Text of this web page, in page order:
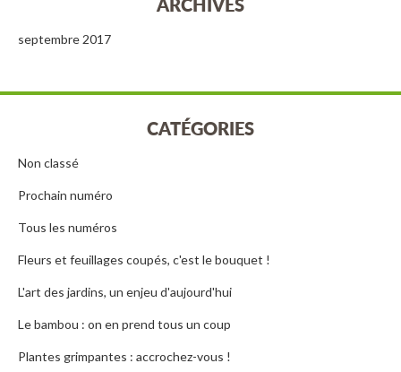
septembre 2017
CATÉGORIES
Non classé
Prochain numéro
Tous les numéros
Fleurs et feuillages coupés, c'est le bouquet !
L'art des jardins, un enjeu d'aujourd'hui
Le bambou : on en prend tous un coup
Plantes grimpantes : accrochez-vous !